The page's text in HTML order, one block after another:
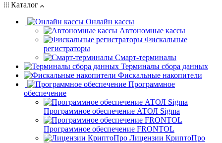
Каталог
Онлайн кассы
Автономные кассы
Фискальные
регистраторы
Смарт-терминалы
Терминалы сбора данных
Фискальные накопители
Программное
обеспечение
Программное обеспечение АТОЛ Sigma
Программное обеспечение FRONTOL
Лицензии КриптоПро